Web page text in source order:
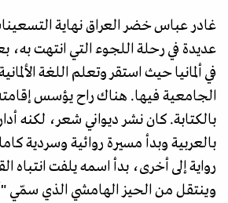
غادر عباس خضر العراق نهاية
عديدة في رحلة اللجوء التي انتهت
في ألمانيا حيث استقر وتعلم اللغة
الجامعية فيها. هناك راح يؤسس إقامته
بالكتابة. كان نشر ديواني شعر، لكنه
بالعربية وبدأ مسيرة روائية وسردية
رواية إلى أخرى، بدأ اسمه يلفت انتباه
وينتقل من الحيز الهامشي الذي سمّي